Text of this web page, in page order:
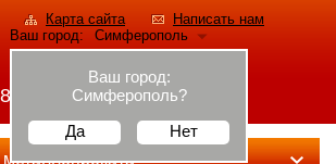
Карта сайта
Написать нам
Ваш город:
Симферополь
Ваш город:
Симферополь?
Да
Нет
металлопроката